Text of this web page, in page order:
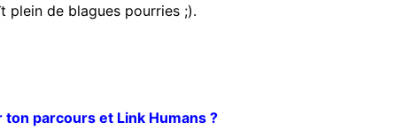
plein de blagues pourries ;).
parcours et Link Humans ?